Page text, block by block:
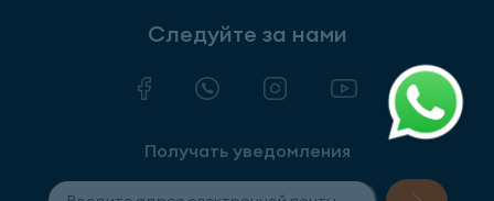
Следуйте за нами
Получать уведомления